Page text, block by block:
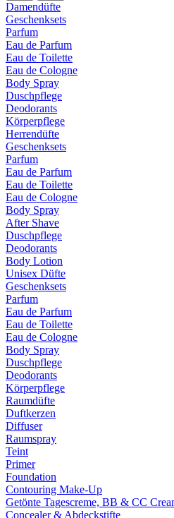
Damendüfte
Geschenksets
Parfum
Eau de Parfum
Eau de Toilette
Eau de Cologne
Body Spray
Duschpflege
Deodorants
Körperpflege
Herrendüfte
Geschenksets
Parfum
Eau de Parfum
Eau de Toilette
Eau de Cologne
Body Spray
After Shave
Duschpflege
Deodorants
Body Lotion
Unisex Düfte
Geschenksets
Parfum
Eau de Parfum
Eau de Toilette
Eau de Cologne
Body Spray
Duschpflege
Deodorants
Körperpflege
Raumdüfte
Duftkerzen
Diffuser
Raumspray
Teint
Primer
Foundation
Contouring Make-Up
Getönte Tagescreme, BB & CC
Concealer & Abdeckstifte